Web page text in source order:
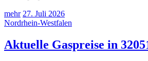
mehr 27. Juli 2026
Nordrhein-Westfalen
Aktuelle Gaspreise in